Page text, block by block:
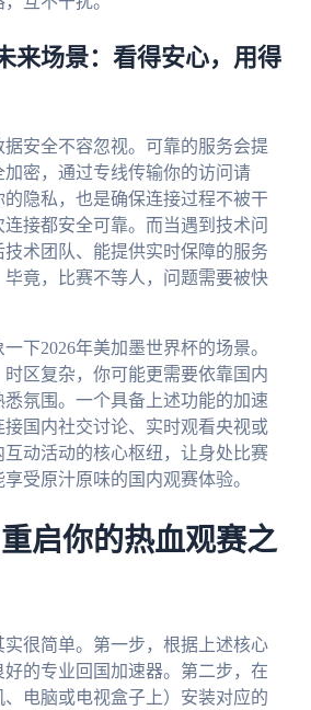
来场景：看得安心，用得
安全不容忽视。可靠的服务会提
密，通过专线传输你的访问请
隐私，也是确保连接过程不被干
接都安全可靠。而当遇到技术问
术团队、能提供实时保障的服务
竟，比赛不等人，问题需要被快
下2026年美加墨世界杯的场景。
区复杂，你可能更需要依靠国内
氛围。一个具备上述功能的加速
国内社交讨论、实时观看央视或
动活动的核心枢纽，让身处比赛
受原汁原味的国内观赛体验。
启你的热血观赛之
很简单。第一步，根据上述核心
的专业回国加速器。第二步，在
电脑或电视盒子上）安装对应的